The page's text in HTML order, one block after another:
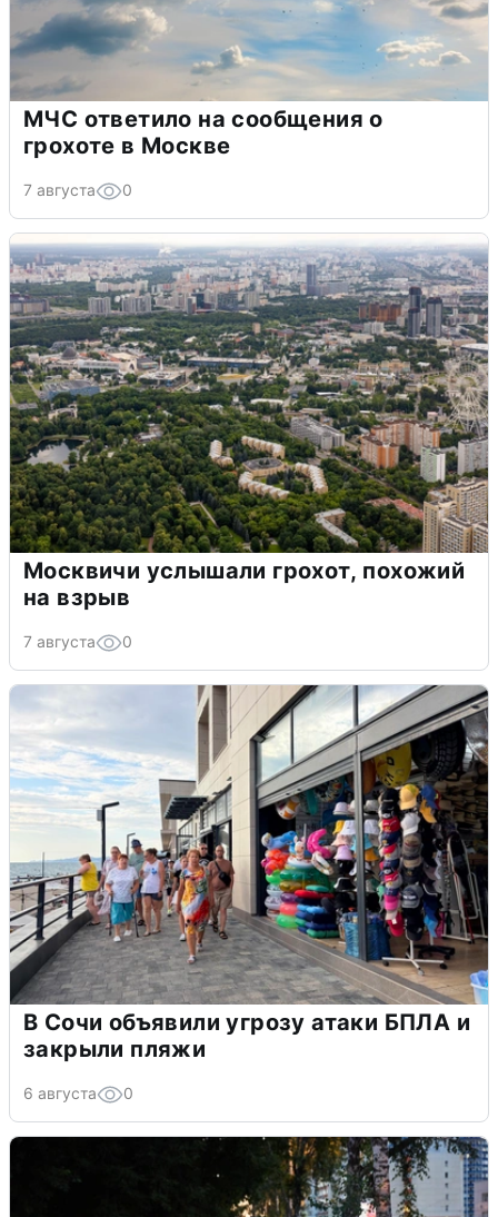
МЧС ответило на сообщения о
грохоте в Москве
7 августа 0
Москвичи услышали грохот, похожий
на взрыв
7 августа 0
В Сочи объявили угрозу атаки БПЛА и
закрыли пляжи
6 августа 0